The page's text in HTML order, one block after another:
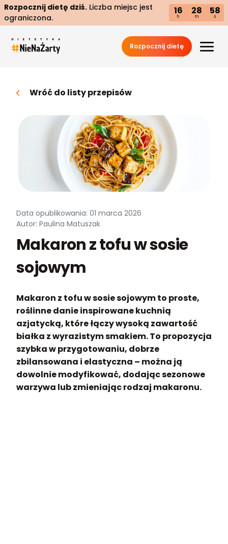
Rozpocznij dietę dziś. Liczba miejsc jest
ograniczona.
16
h
28
m
57
s
Rozpocznij dietę
Wróć do listy przepisów
Data opublikowania: 01 marca 2026
Autor: Paulina Matuszak
Makaron z tofu w sosie
sojowym
Makaron z tofu w sosie sojowym to proste,
roślinne danie inspirowane kuchnią
azjatycką, które łączy wysoką zawartość
białka z wyrazistym smakiem. To propozycja
szybka w przygotowaniu, dobrze
zbilansowana i elastyczna – można ją
dowolnie modyfikować, dodając sezonowe
warzywa lub zmieniając rodzaj makaronu.